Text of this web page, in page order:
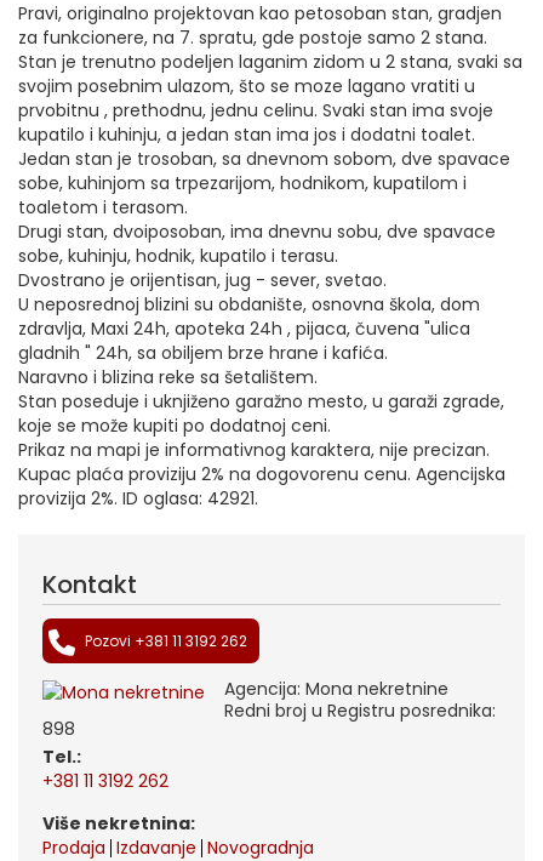
Pravi, originalno projektovan kao petosoban stan, gradjen
za funkcionere, na 7. spratu, gde postoje samo 2 stana.
Stan je trenutno podeljen laganim zidom u 2 stana, svaki sa
svojim posebnim ulazom, što se moze lagano vratiti u
prvobitnu , prethodnu, jednu celinu. Svaki stan ima svoje
kupatilo i kuhinju, a jedan stan ima jos i dodatni toalet.
Jedan stan je trosoban, sa dnevnom sobom, dve spavace
sobe, kuhinjom sa trpezarijom, hodnikom, kupatilom i
toaletom i terasom.
Drugi stan, dvoiposoban, ima dnevnu sobu, dve spavace
sobe, kuhinju, hodnik, kupatilo i terasu.
Dvostrano je orijentisan, jug - sever, svetao.
U neposrednoj blizini su obdanište, osnovna škola, dom
zdravlja, Maxi 24h, apoteka 24h , pijaca, čuvena "ulica
gladnih " 24h, sa obiljem brze hrane i kafića.
Naravno i blizina reke sa šetalištem.
Stan poseduje i uknjiženo garažno mesto, u garaži zgrade,
koje se može kupiti po dodatnoj ceni.
Prikaz na mapi je informativnog karaktera, nije precizan.
Kupac plaća proviziju 2% na dogovorenu cenu. Agencijska
provizija 2%. ID oglasa: 42921.
Kontakt
Pozovi +381 11 3192 262
Agencija: Mona nekretnine
Redni broj u Registru posrednika:
898
tel.:
+381 11 3192 262
Više nekretnina:
Prodaja Izdavanje Novogradnja